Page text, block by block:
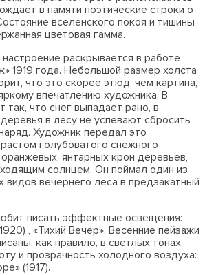
в памяти поэтические строки о
вселенского покоя и тишины
цветовая гамма.
раскрывается в работе
1919 года. Небольшой размер холста
что это скорее этюд, чем картина,
впечатлению художника. В
так, что снег выпадает рано, в
в лесу не успевают сбросить
Художник передал это
голубоватого снежного
янтарных крон деревьев,
солнцем. Он поймал один из
видов вечернего леса в предзакатный
писать эффектные освещения:
, «Тихий Вечер». Весенние пейзажи
как правило, в светлых тонах,
и прозрачность холодного воздуха:
(1917).